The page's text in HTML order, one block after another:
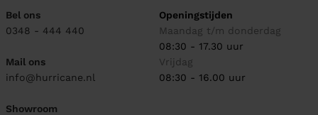
Bel ons
0348 - 444 440
Mail ons
info@hurricane.nl
Showroom
Openingstijden
Maandag t/m donderdag
08:30 - 17.30 uur
Vrijdag
08:30 - 16.00 uur